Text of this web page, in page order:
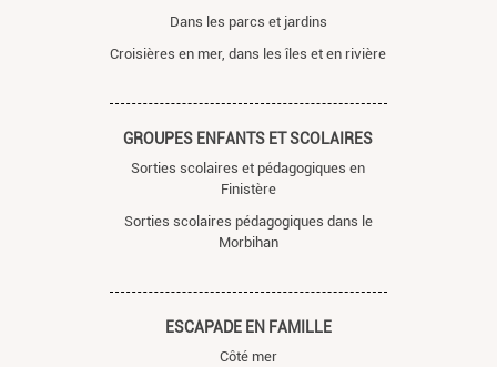
Dans les parcs et jardins
Croisières en mer, dans les îles et en rivière
GROUPES ENFANTS ET SCOLAIRES
Sorties scolaires et pédagogiques en
Finistère
Sorties scolaires pédagogiques dans le
Morbihan
ESCAPADE EN FAMILLE
Côté mer